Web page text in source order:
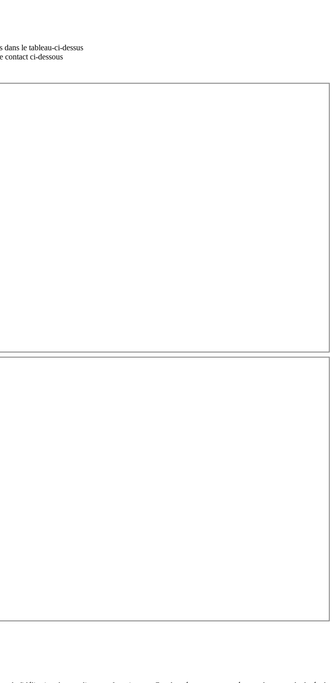
dans le tableau-ci-dessus
contact ci-dessous